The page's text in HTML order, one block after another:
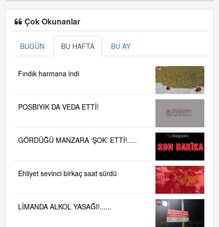
Çok Okunanlar
BUGÜN BU HAFTA BU AY
Fındık harmana indi
POSBIYIK DA VEDA ETTİ!
GÖRDÜĞÜ MANZARA ‘ŞOK’ ETTİ!.....
Ehliyet sevinci birkaç saat sürdü
LİMANDA ALKOL YASAĞI!......